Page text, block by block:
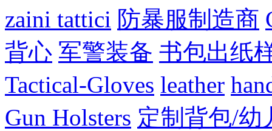
zaini tattici 防暴服制造商
背心 军警装备 书包出纸
Tactical-Gloves leather
Gun Holsters 定制背包/幼